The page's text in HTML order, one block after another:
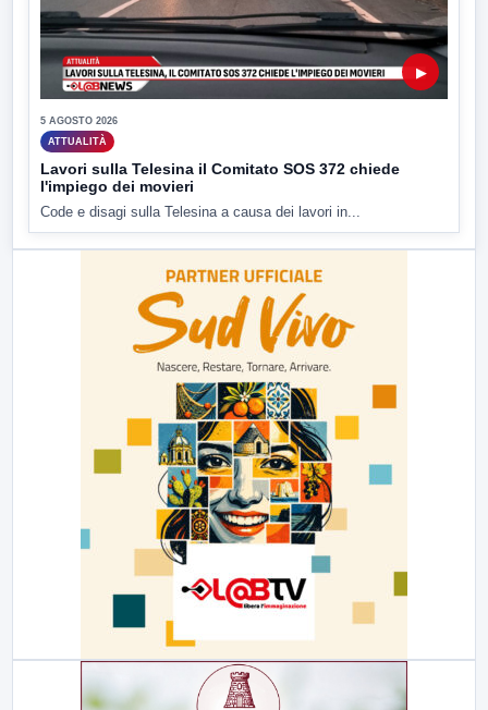
▶
5 AGOSTO 2026
ATTUALITÀ
Lavori sulla Telesina il Comitato SOS 372 chiede
l'impiego dei movieri
Code e disagi sulla Telesina a causa dei lavori in...